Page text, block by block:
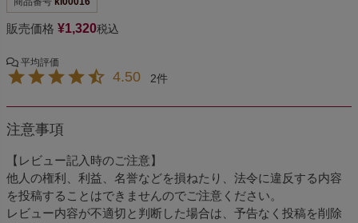
販売価格 ¥1,320税込
4.50 2
注意事項
【レビュー記入時のご注意】
他人の権利、利益、名誉などを損ねたり、法令に違反する内容
を投稿することはできませんのでご注意ください。
レビュー内容が不適切と判断した場合は、予告なく投稿を削除